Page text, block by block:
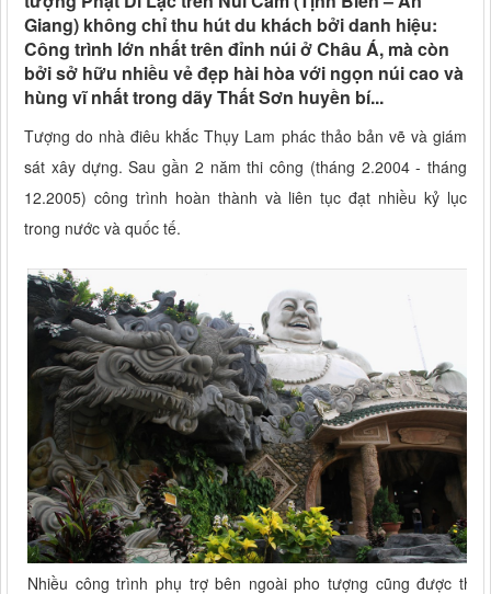
Giang) không chỉ thu hút du khách bởi danh hiệu:
Công trình lớn nhất trên đỉnh núi ở Châu Á, mà còn
bởi sở hữu nhiều vẻ đẹp hài hòa với ngọn núi cao và
hùng vĩ nhất trong dãy Thất Sơn huyền bí...
Tượng do nhà điêu khắc Thụy Lam phác thảo bản vẽ và giám
sát xây dựng. Sau gần 2 năm thi công (tháng 2.2004 - tháng
12.2005) công trình hoàn thành và liên tục đạt nhiều kỷ lục
trong nước và quốc tế.
Nhiều công trình phụ trợ bên ngoài pho tượng cũng được thi